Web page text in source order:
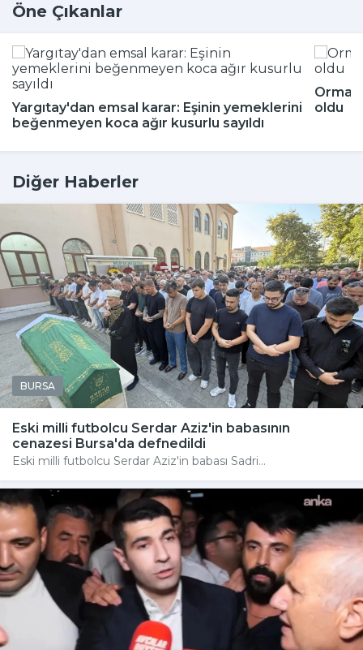
Öne Çıkanlar
Yargıtay'dan emsal karar: Eşinin yemeklerini
beğenmeyen koca ağır kusurlu sayıldı
oldu
Diğer Haberler
BURSA
Eski milli futbolcu Serdar Aziz'in babasının
cenazesi Bursa'da defnedildi
Eski milli futbolcu Serdar Aziz'in babası Sadri...